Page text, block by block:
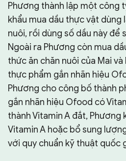
Phương thành lập một công
khẩu mua dầu thực vật dùng
nuôi, rồi dùng số dầu này để
Ngoài ra Phương còn mua
thức ăn chăn nuôi của Mai
thực phẩm gắn nhãn hiệu
Phương cho công bố thành
gắn nhãn hiệu Ofood có
thành Vitamin A đắt, Phương
Vitamin A hoặc bổ sung
với quy chuẩn kỹ thuật quốc